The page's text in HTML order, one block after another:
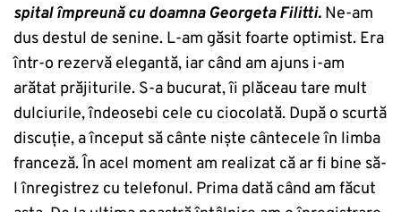
spital împreună cu doamna Georgeta Filitti. Ne-am
dus destul de senine. L-am găsit foarte optimist. Era
într-o rezervă elegantă, iar când am ajuns i-am
arătat prăjiturile. S-a bucurat, îi plăceau tare mult
dulciurile, îndeosebi cele cu ciocolată. După o scurtă
discuție, a început să cânte niște cântecele în limba
franceză. În acel moment am realizat că ar fi bine să-
l înregistrez cu telefonul. Prima dată când am făcut